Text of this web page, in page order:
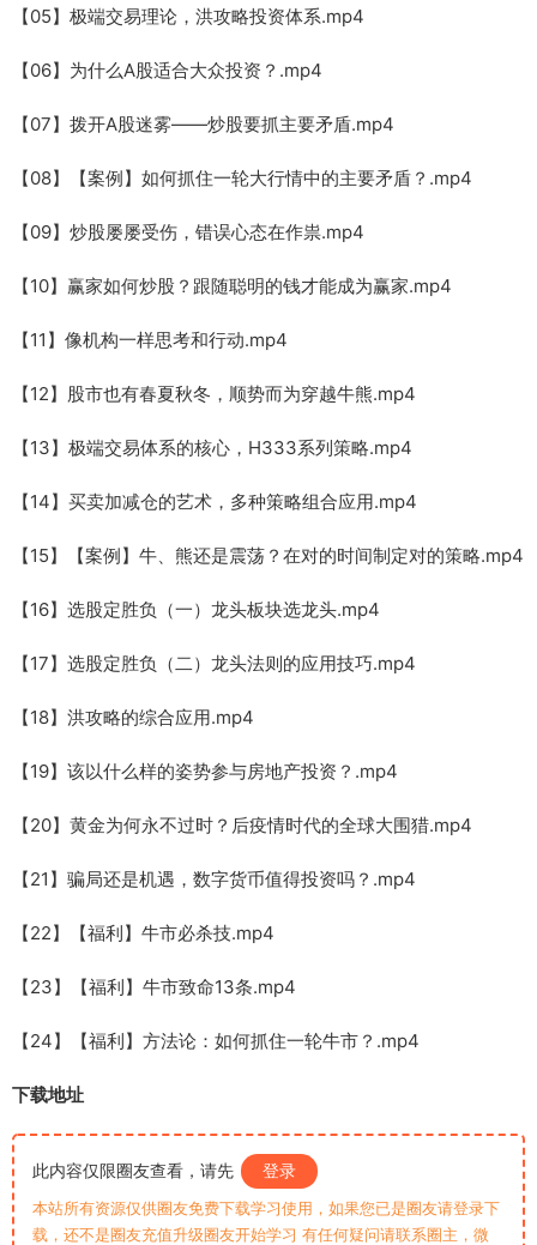
【05】极端交易理论，洪攻略投资体系.mp4
【06】为什么A股适合大众投资？.mp4
【07】拨开A股迷雾——炒股要抓主要矛盾.mp4
【08】【案例】如何抓住一轮大行情中的主要矛盾？.mp4
【09】炒股屡屡受伤，错误心态在作祟.mp4
【10】赢家如何炒股？跟随聪明的钱才能成为赢家.mp4
【11】像机构一样思考和行动.mp4
【12】股市也有春夏秋冬，顺势而为穿越牛熊.mp4
【13】极端交易体系的核心，H333系列策略.mp4
【14】买卖加减仓的艺术，多种策略组合应用.mp4
【15】【案例】牛、熊还是震荡？在对的时间制定对的策略.mp4
【16】选股定胜负（一）龙头板块选龙头.mp4
【17】选股定胜负（二）龙头法则的应用技巧.mp4
【18】洪攻略的综合应用.mp4
【19】该以什么样的姿势参与房地产投资？.mp4
【20】黄金为何永不过时？后疫情时代的全球大围猎.mp4
【21】骗局还是机遇，数字货币值得投资吗？.mp4
【22】【福利】牛市必杀技.mp4
【23】【福利】牛市致命13条.mp4
【24】【福利】方法论：如何抓住一轮牛市？.mp4
下载地址
此内容仅限圈友查看，请先 登录
本站所有资源仅供圈友免费下载学习使用，如果您已是圈友请登录下
载，还不是圈友充值升级圈友开始学习 有任何疑问请联系圈主，微